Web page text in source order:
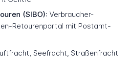
(SIBO): Verbraucher-
Retourenportal mit Postamt-
Seefracht, Straßenfracht